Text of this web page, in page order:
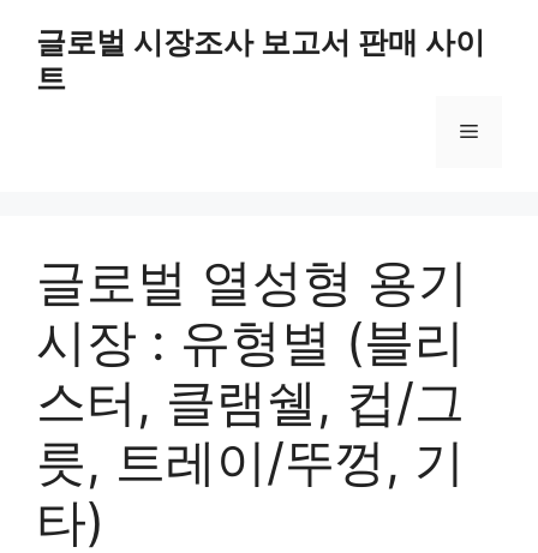
content
글로벌 시장조사 보고서 판매 사이
트
Menu
글로벌 열성형 용기
시장 : 유형별 (블리
스터, 클램쉘, 컵/그
릇, 트레이/뚜껑, 기
타)